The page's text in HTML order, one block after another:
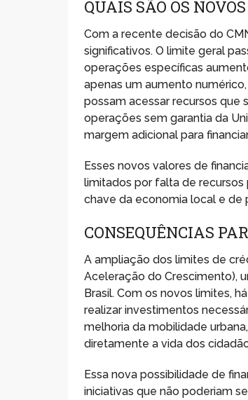
QUAIS SÃO OS
Com a recente decisão do
significativos. O limite geral
operações específicas
apenas um aumento
possam acessar recursos que
operações sem garantia da
margem adicional para
Esses novos valores de
limitados por falta de recursos
chave da economia local e de
CONSEQUÊNCIAS
A ampliação dos limites de
Aceleração do Crescimento),
Brasil. Com os novos limites,
realizar investimentos
melhoria da mobilidade
diretamente a vida dos
Essa nova possibilidade de
iniciativas que não poderiam